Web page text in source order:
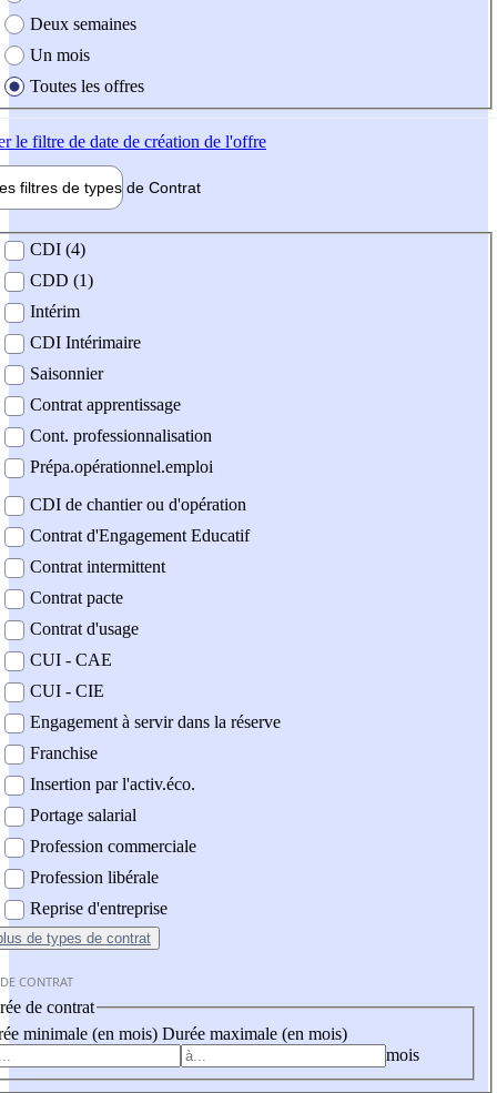
Deux semaines
Un mois
Toutes les offres
le filtre de date de création de l'offre
filtres de types de Contrat
contrat
CDI (4)
CDD (1)
Intérim
CDI Intérimaire
Saisonnier
Contrat apprentissage
Cont. professionnalisation
Prépa.opérationnel.emploi
CDI de chantier ou d'opération
Contrat d'Engagement Educatif
Contrat intermittent
Contrat pacte
Contrat d'usage
CUI - CAE
CUI - CIE
Engagement à servir dans la réserve
Franchise
Insertion par l'activ.éco.
Portage salarial
Profession commerciale
Profession libérale
Reprise d'entreprise
de types de contrat
CONTRAT
de contrat
minimale (en mois) Durée maximale (en mois)
mois